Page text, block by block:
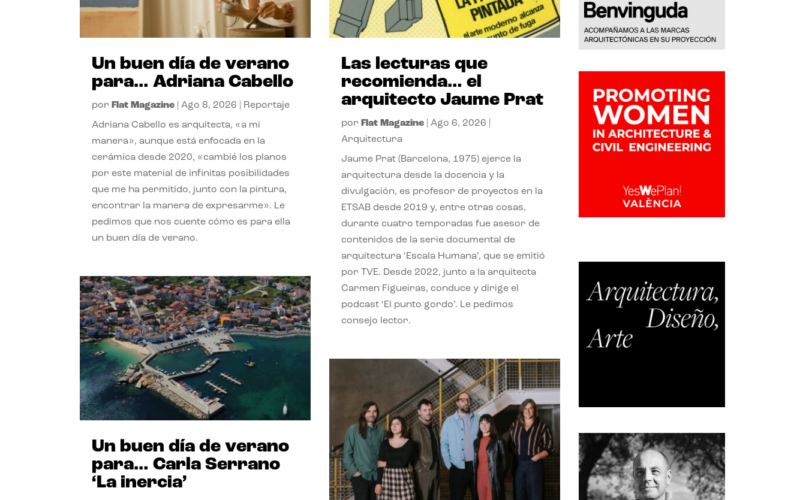
Un buen día de verano
para… Adriana Cabello
por Flat Magazine |Ago 8, 2026 Reportaje
Adriana Cabello es arquitecta, «a mi
manera», aunque está enfocada en la
cerámica desde 2020, «cambié los planos
por este material de infinitas posibilidades
que me ha permitido, junto con la pintura,
encontrar la manera de expresarme». Le
pedimos que nos cuente cómo es para ella
un buen día de verano.
Un buen día de verano
para… Carla Serrano
‘La inercia’
Las lecturas que
recomienda… el
arquitecto Jaume Prat
por Flat Magazine| Ago 6, 2026
Arquitectura
Jaume Prat (Barcelona, 1975) ejerce la
arquitectura desde la docencia y la
divulgación, es profesor de proyectos en la
ETSAB desde 2019 y, entre otras cosas,
durante cuatro temporadas fue asesor de
contenidos de la serie documental de
arquitectura ‘Escala Humana’, que se emitió
por TVE. Desde 2022, junto a la arquitecta
Carmen Figueiras, conduce y dirige el
podcast ‘El punto gordo’. Le pedimos
consejo lector.